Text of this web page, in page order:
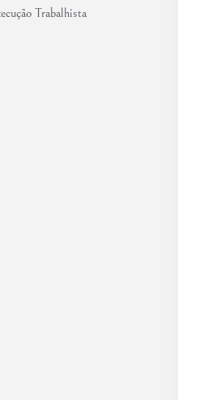
Trabalhista